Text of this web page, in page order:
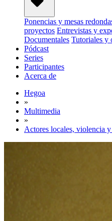
Ponencias y mesas
proyectos Entrevistas y
Documentales Tutoriales y
Pódcast
Series
Participantes
Acerca de
Hegoa
»
Multimedia
»
Actores locales, violencia